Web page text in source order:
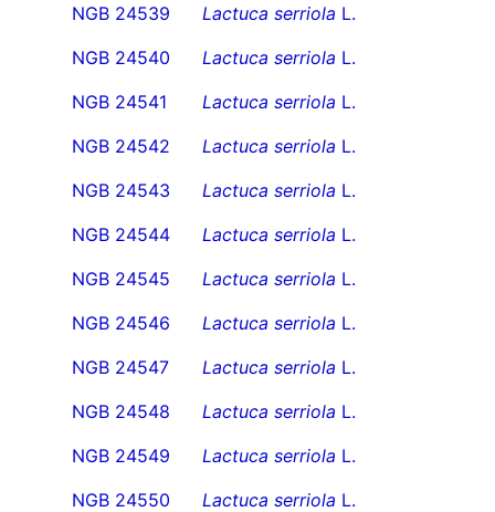
NGB 24539
Lactuca serriola L.
NGB 24540
Lactuca serriola L.
NGB 24541
Lactuca serriola L.
NGB 24542
Lactuca serriola L.
NGB 24543
Lactuca serriola L.
NGB 24544
Lactuca serriola L.
NGB 24545
Lactuca serriola L.
NGB 24546
Lactuca serriola L.
NGB 24547
Lactuca serriola L.
NGB 24548
Lactuca serriola L.
NGB 24549
Lactuca serriola L.
NGB 24550
Lactuca serriola L.